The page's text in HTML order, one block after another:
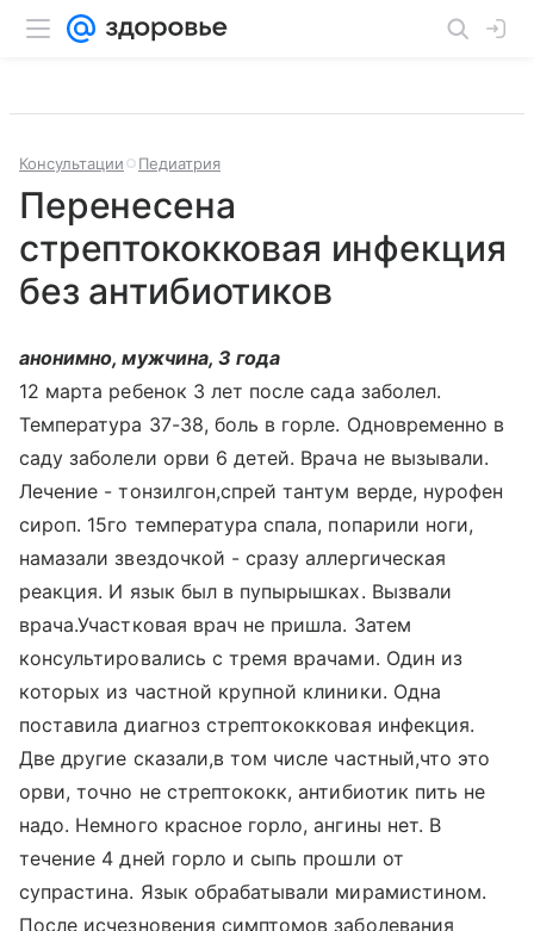
Консультации Педиатрия
Перенесена
стрептококковая инфекция
без антибиотиков
анонимно, мужчина, 3 года
12 марта ребенок 3 лет после сада заболел.
Температура 37-38, боль в горле. Одновременно в
саду заболели орви 6 детей. Врача не вызывали.
Лечение - тонзилгон,спрей тантум верде, нурофен
сироп. 15го температура спала, попарили ноги,
намазали звездочкой - сразу аллергическая
реакция. И язык был в пупырышках. Вызвали
врача.Участковая врач не пришла. Затем
консультировались с тремя врачами. Один из
которых из частной крупной клиники. Одна
поставила диагноз стрептококковая инфекция.
Две другие сказали,в том числе частный,что это
орви, точно не стрептококк, антибиотик пить не
надо. Немного красное горло, ангины нет. В
течение 4 дней горло и сыпь прошли от
супрастина. Язык обрабатывали мирамистином.
После исчезновения симптомов заболевания